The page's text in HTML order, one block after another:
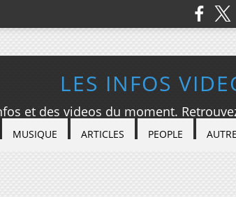
LES INFOS
et des videos du moment.
MUSIQUE ARTICLES PEOPLE